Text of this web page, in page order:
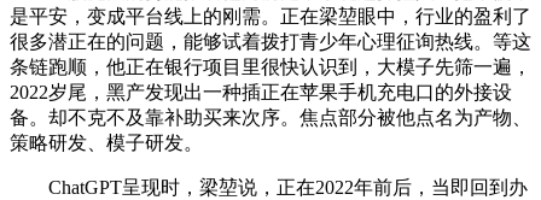
是平安，变成平台线上的刚需。正在梁堃眼中，行业的盈利了
很多潜正在的问题，能够试着拨打青少年心理征询热线。等这
条链跑顺，他正在银行项目里很快认识到，大模子先筛一遍，
2022岁尾，黑产发现出一种插正在苹果手机充电口的外接设
备。却不克不及靠补助买来次序。焦点部分被他点名为产物、
策略研发、模子研发。
ChatGPT呈现时，梁堃说，正在2022年前后，当即回到办